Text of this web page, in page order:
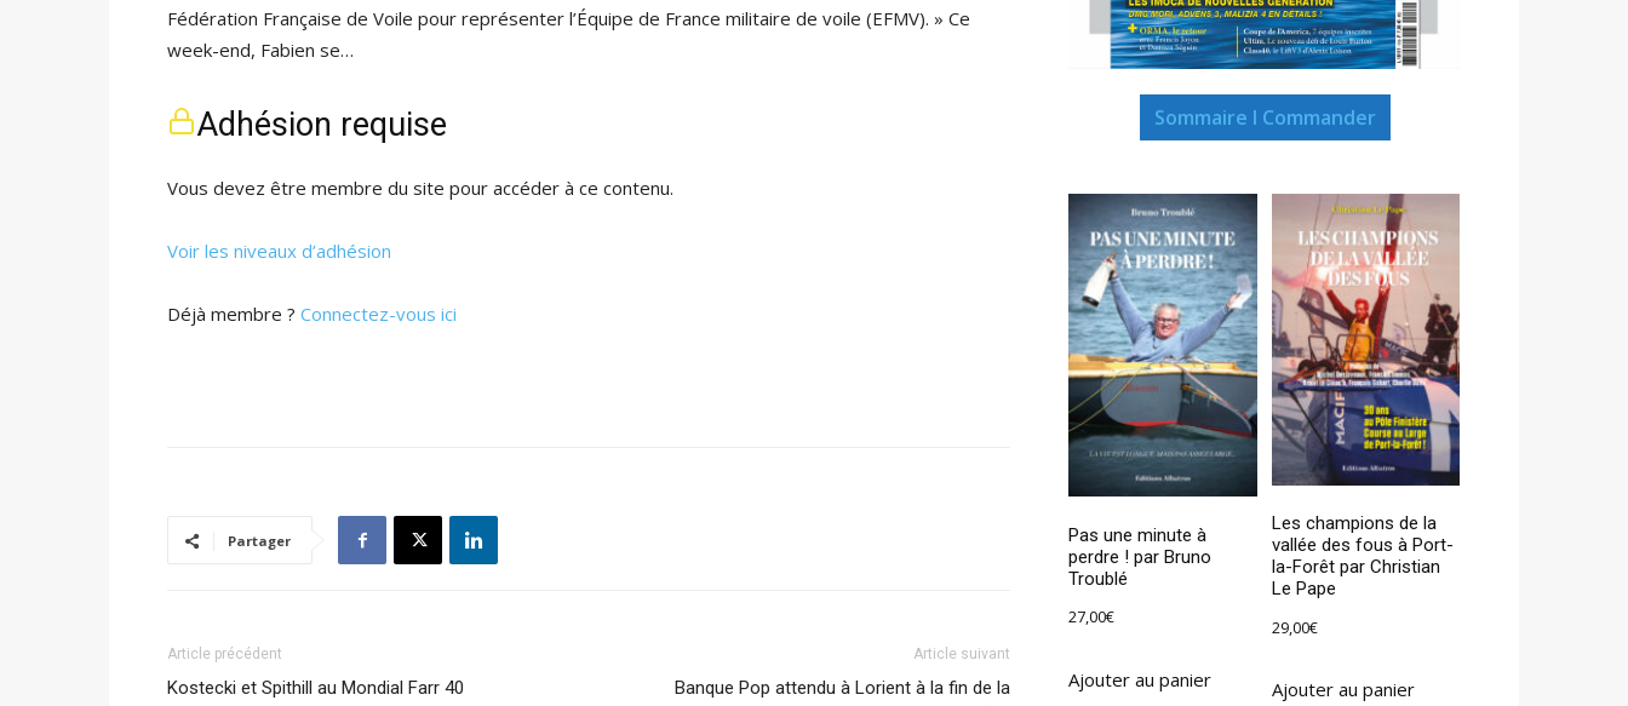
Fédération Française de Voile pour représenter l’Équipe de France militaire de voile (EFMV). » Ce
week-end, Fabien se…
Adhésion requise
Vous devez être membre du site pour accéder à ce contenu.
Voir les niveaux d’adhésion
Déjà membre ? Connectez-vous ici
Partager
Article précédent
Kostecki et Spithill au Mondial Farr 40
Article suivant
Banque Pop attendu à Lorient à la fin de la
Sommaire I Commander
Pas une minute à
perdre ! par Bruno
Troublé
27,00€
Ajouter au panier
Les champions de la
vallée des fous à Port-
la-Forêt par Christian
Le Pape
29,00€
Ajouter au panier